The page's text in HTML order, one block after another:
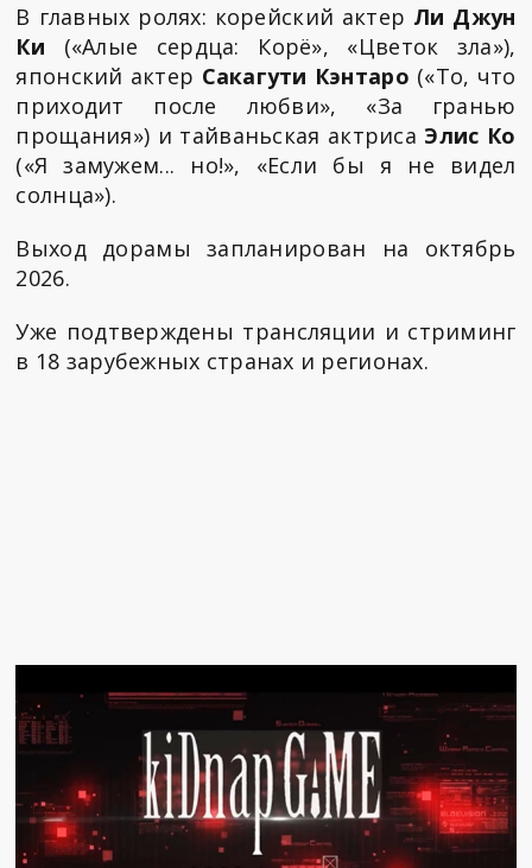
В главных ролях: корейский актер Ли Джун
Ки («Алые сердца: Корё», «Цветок зла»),
японский актер Сакагути Кэнтаро («То, что
приходит после любви», «За гранью
прощания») и тайваньская актриса Элис Ко
(«Я замужем... но!», «Если бы я не видел
солнца»).
Выход дорамы запланирован на октябрь
2026.
Уже подтверждены трансляции и стриминг
в 18 зарубежных странах и регионах.